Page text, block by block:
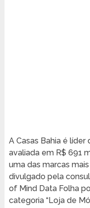
A Casas Bahia é
avaliada em R$ 691
uma das marcas
divulgado pela
of Mind Data Folha
categoria “Loja de